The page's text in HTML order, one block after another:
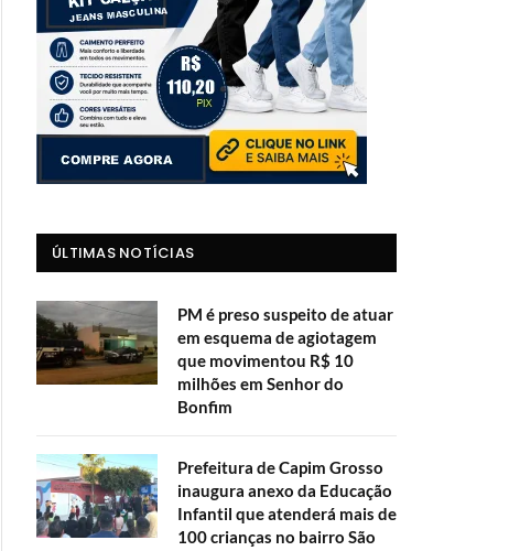
ÚLTIMAS NOTÍCIAS
PM é preso suspeito de atuar
em esquema de agiotagem
que movimentou R$ 10
milhões em Senhor do
Bonfim
Prefeitura de Capim Grosso
inaugura anexo da Educação
Infantil que atenderá mais de
100 crianças no bairro São